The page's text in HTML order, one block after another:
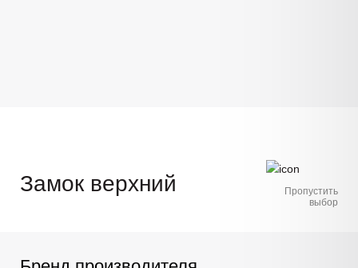
Замок верхний
Пропустить
выбор